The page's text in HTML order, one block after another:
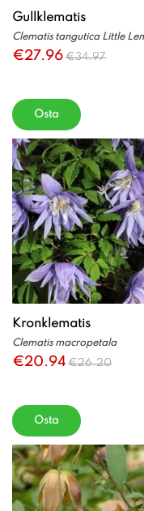
Gullklematis
Clematis tangutica Little
€27.96 €34.97
Osta
Kronklematis
Clematis macropetala
€20.94 €26.20
Osta